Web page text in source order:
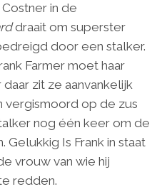
in de
draait om superster
door een stalker.
Farmer moet haar
zit ze aanvankelijk
vergismoord op de zus
nog één keer om de
Gelukkig Is Frank in staat
vrouw van wie hij
redden.